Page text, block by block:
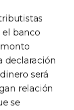
banco
declaración
será
relación
se